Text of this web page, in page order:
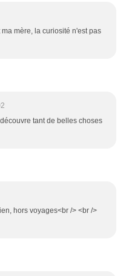
mère, la curiosité n'est pas
tant de belles choses
hors voyages<br /> <br />